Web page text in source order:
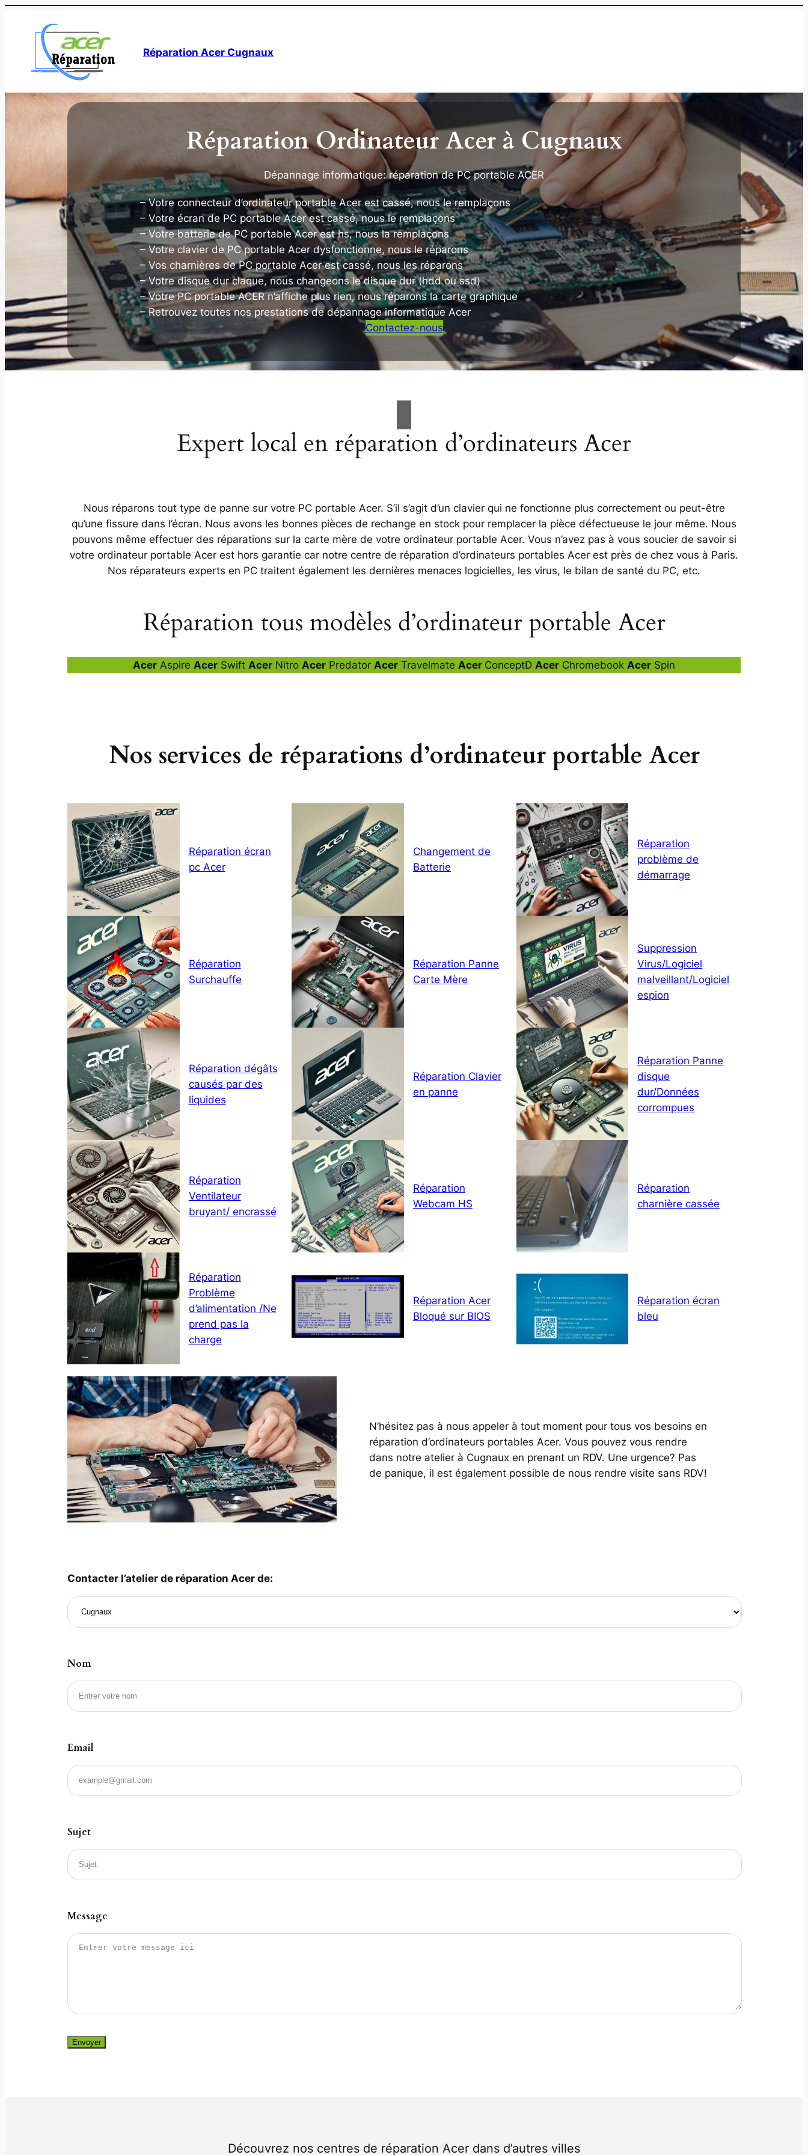
contenu
Réparation Acer Cugnaux
Réparation Ordinateur Acer à Cugnaux
Dépannage informatique: réparation de PC portable ACER
– Votre connecteur d’ordinateur portable Acer est cassé, nous le remplaçons
– Votre écran de PC portable Acer est cassé, nous le remplaçons
– Votre batterie de PC portable Acer est hs, nous la remplaçons
– Votre clavier de PC portable Acer dysfonctionne, nous le réparons
– Vos charnières de PC portable Acer est cassé, nous les réparons
– Votre disque dur claque, nous changeons le disque dur (hdd ou ssd)
– Votre PC portable ACER n’affiche plus rien, nous réparons la carte graphique
– Retrouvez toutes nos prestations de dépannage informatique Acer
Contactez-nous
Expert local en réparation d’ordinateurs Acer
Nous réparons tout type de panne sur votre PC portable Acer. S’il s’agit d’un clavier qui ne fonctionne plus correctement ou peut-être
qu’une fissure dans l’écran. Nous avons les bonnes pièces de rechange en stock pour remplacer la pièce défectueuse le jour même. Nous
pouvons même effectuer des réparations sur la carte mère de votre ordinateur portable Acer. Vous n’avez pas à vous soucier de savoir si
votre ordinateur portable Acer est hors garantie car notre centre de réparation d’ordinateurs portables Acer est près de chez vous à Paris.
Nos réparateurs experts en PC traitent également les dernières menaces logicielles, les virus, le bilan de santé du PC, etc.
Réparation tous modèles d’ordinateur portable Acer
Acer Aspire Acer Swift Acer Nitro Acer Predator Acer Travelmate Acer ConceptD Acer Chromebook Acer Spin
Nos services de réparations d’ordinateur portable Acer
Réparation écran
pc Acer
Changement de
Batterie
Réparation
problème de
démarrage
Réparation
Surchauffe
Réparation Panne
Carte Mère
Suppression
Virus/Logiciel
malveillant/Logiciel
espion
Réparation dégâts
causés par des
liquides
Réparation Clavier
en panne
Réparation Panne
disque
dur/Données
corrompues
Réparation
Ventilateur
bruyant/ encrassé
Réparation
Webcam HS
Réparation
charnière cassée
Réparation
Problème
d’alimentation /Ne
prend pas la
charge
Réparation Acer
Bloqué sur BIOS
Réparation écran
bleu
N’hésitez pas à nous appeler à tout moment pour tous vos besoins en
réparation d’ordinateurs portables Acer. Vous pouvez vous rendre
dans notre atelier à Cugnaux en prenant un RDV. Une urgence? Pas
de panique, il est également possible de nous rendre visite sans RDV!
Contacter l’atelier de réparation Acer de:
Nom
Email
Sujet
Message
Envoyer
Découvrez nos centres de réparation Acer dans d’autres villes